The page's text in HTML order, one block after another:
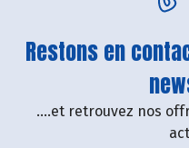
Restons en
....et retrouvez nos